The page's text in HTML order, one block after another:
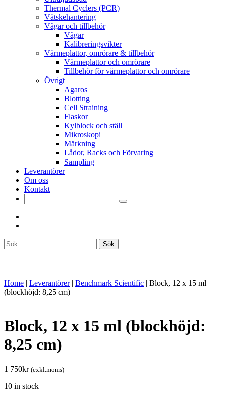
Thermal Cyclers (PCR)
Vätskehantering
Vågar och tillbehör
Vågar
Kalibreringsvikter
Värmeplattor, omrörare & tillbehör
Värmeplattor och omrörare
Tillbehör för värmeplattor och omrörare
Övrigt
Agaros
Blotting
Cell Straining
Flaskor
Kylblock och ställ
Mikroskopi
Märkning
Lådor, Racks och Förvaring
Sampling
Leverantörer
Om oss
Kontakt
Sök
efter:
Home | Leverantörer | Benchmark Scientific | Block, 12 x 15 ml
(blockhöjd: 8,25 cm)
Block, 12 x 15 ml (blockhöjd:
8,25 cm)
1 750kr (exkl.moms)
10 in stock